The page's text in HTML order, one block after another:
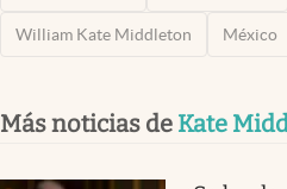
William Kate Middleton México
Más noticias de Kate